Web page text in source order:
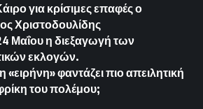
για κρίσιμες επαφές ο
Χριστοδουλίδης
Μαΐου η διεξαγωγή των
εκλογών.
η «ειρήνη» φαντάζει πιο απειλητική
του πολέμου;